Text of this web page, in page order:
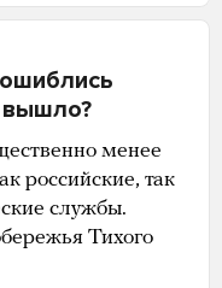
вышло?
менее
российские, так
службы.
Тихого